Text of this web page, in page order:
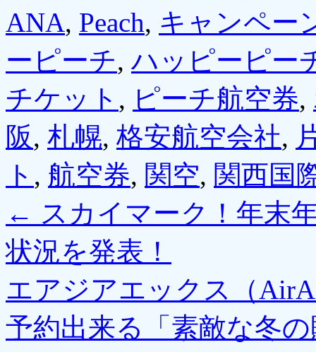
ANA, Peach, キャンペー
ーピーチ,ハッピーピー
チケット , ピーチ航空券,
阪, 札幌, 格安航空会社,
ト , 航空券, 関空, 関西国
← スカイマーク！年末
状況を発表！
エアジアエックス（
予約出来る「素敵な冬